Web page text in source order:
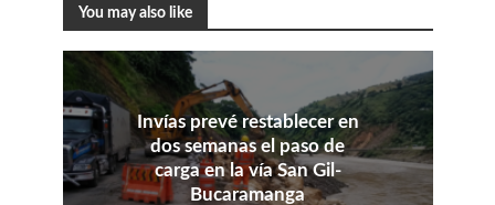
You may also like
Invías prevé restablecer en
dos semanas el paso de
carga en la vía San Gil-
Bucaramanga